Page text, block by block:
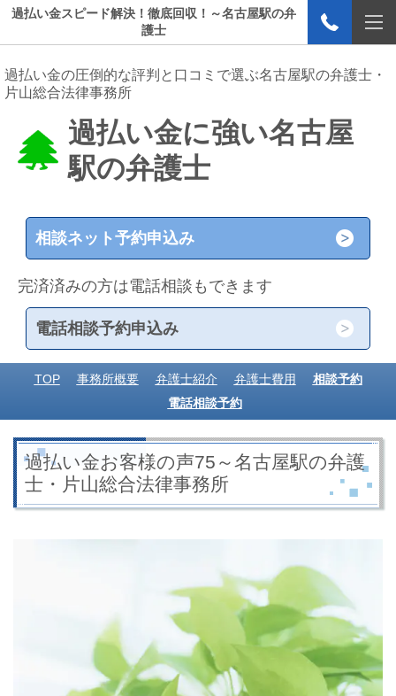
過払い金スピード解決！徹底回収！～名古屋駅の弁
護士
過払い金の圧倒的な評判と口コミで選ぶ名古屋駅の弁護士・
片山総合法律事務所
過払い金に強い名古屋
駅の弁護士
相談ネット予約申込み
完済済みの方は電話相談もできます
電話相談予約申込み
TOP 事務所概要 弁護士紹介 弁護士費用
相談予約
電話相談予約
過払い金お客様の声75～名古屋駅の弁護
士・片山総合法律事務所